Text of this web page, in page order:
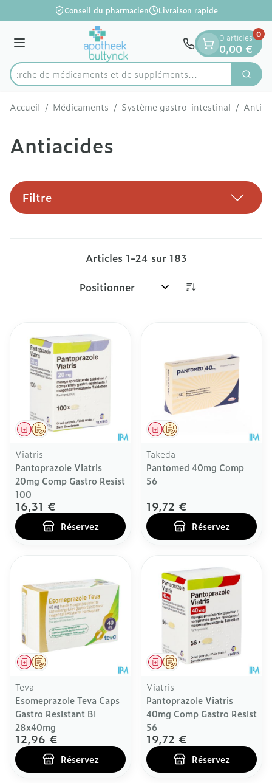
Aller au contenu
1 de 1
Conseil du pharmacien Livraison rapide
Menu
Rechercher
Recherche de médicaments et d
0 articles
0,00 €
0
Accueil / Médicaments / Système gastro-intestinal /
Antiacides
Filtre
Articles 1-24 sur 183
Trier par:
Sur prescription
Médicament
Viatris
Pantoprazole Viatris
20mg Comp Gastro Resist
100
16,31 €
Réservez
Sur prescription
Médicament
Takeda
Pantomed 40mg Comp
56
19,72 €
Réservez
Sur prescription
Médicament
Teva
Esomeprazole Teva Caps
Gastro Resistant Bl
28x40mg
12,96 €
Réservez
Sur prescription
Médicament
Viatris
Pantoprazole Viatris
40mg Comp Gastro Resist
56
19,72 €
Réservez